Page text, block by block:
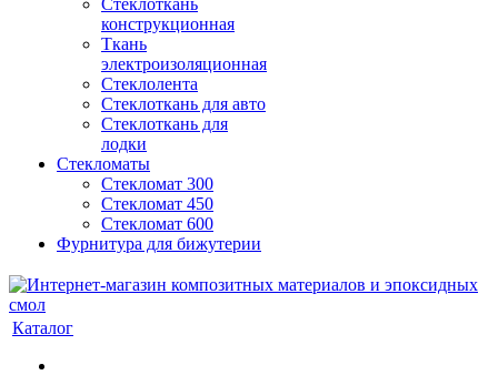
Стеклоткань
конструкционная
Ткань
электроизоляционная
Стеклолента
Стеклоткань для авто
Стеклоткань для
лодки
Стекломаты
Стекломат 300
Стекломат 450
Стекломат 600
Фурнитура для бижутерии
Каталог